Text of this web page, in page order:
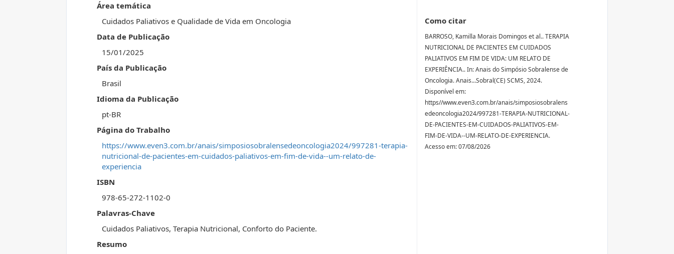
Área temática
Cuidados Paliativos e Qualidade de Vida em Oncologia
Data de Publicação
15/01/2025
País da Publicação
Brasil
Idioma da Publicação
pt-BR
Página do Trabalho
https://www.even3.com.br/anais/simposiosobralensedeoncologia2024/997281-terapia-
nutricional-de-pacientes-em-cuidados-paliativos-em-fim-de-vida--um-relato-de-
experiencia
ISBN
978-65-272-1102-0
Palavras-Chave
Cuidados Paliativos, Terapia Nutricional, Conforto do Paciente.
Resumo
Como citar
BARROSO, Kamilla Morais Domingos et al.. TERAPIA
NUTRICIONAL DE PACIENTES EM CUIDADOS
PALIATIVOS EM FIM DE VIDA: UM RELATO DE
EXPERIÊNCIA.. In: Anais do Simpósio Sobralense de
Oncologia. Anais...Sobral(CE) SCMS, 2024.
Disponível em:
https//www.even3.com.br/anais/simposiosobralens
edeoncologia2024/997281-TERAPIA-NUTRICIONAL-
DE-PACIENTES-EM-CUIDADOS-PALIATIVOS-EM-
FIM-DE-VIDA--UM-RELATO-DE-EXPERIENCIA.
Acesso em: 07/08/2026